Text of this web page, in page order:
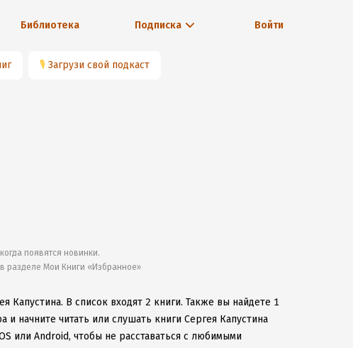
Библиотека Подписка Войти
🎙 Загрузи свой подкаст
появятся новинки.
разделе Мои Книги «Избранное»
Капустина. В список входят 2 книги. Также вы найдете 1
и начните читать или слушать книги Сергея Капустина
или Android, чтобы не расставаться с любимыми